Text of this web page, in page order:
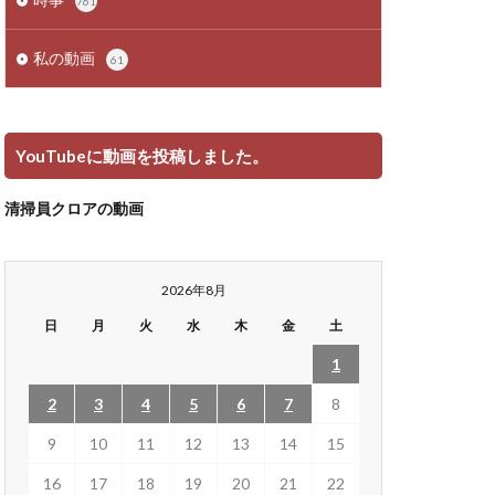
私の動画 61
YouTubeに動画を投稿しました。
清掃員クロアの動画
2026年8月
日 月 火 水 木 金 土
1
2 3 4 5 6 7 8
9 10 11 12 13 14 15
16 17 18 19 20 21 22